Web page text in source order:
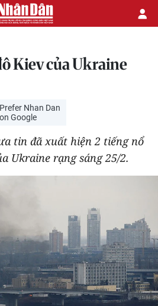
Kiev của Ukraine
Prefer Nhan Dan
on Google
tin đã xuất hiện 2 tiếng nổ
Ukraine rạng sáng 25/2.